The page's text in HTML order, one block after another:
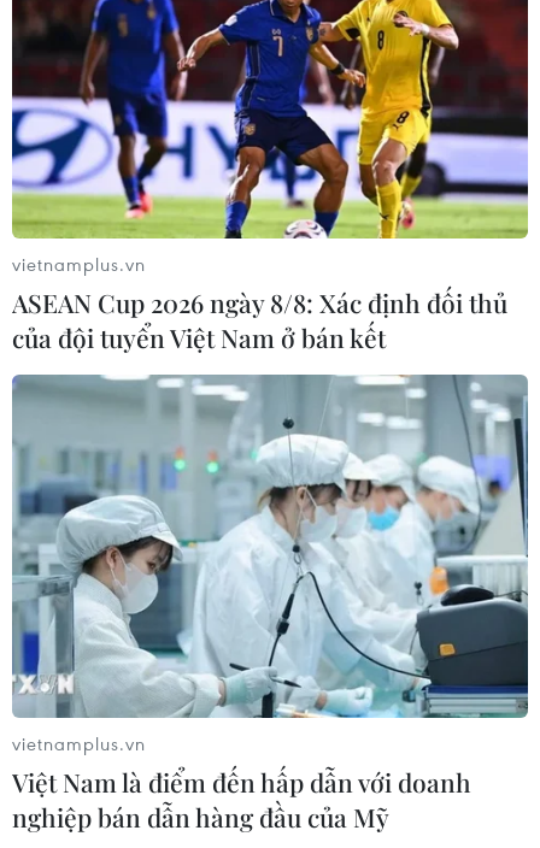
Vào thời Đồ đá, người tiền sử sống bằng săn bắt-hái
lượm và người làm nghề nông đã có một thời gian dài
sống cạnh nhau ở Trung Âu.
vietnamplus.vn
ASEAN Cup 2026 ngày 8/8: Xác định đối thủ
của đội tuyển Việt Nam ở bán kết
vietnamplus.vn
Việt Nam là điểm đến hấp dẫn với doanh
nghiệp bán dẫn hàng đầu của Mỹ